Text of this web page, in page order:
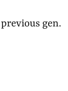
gen.